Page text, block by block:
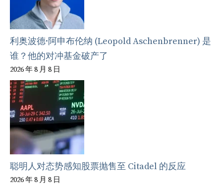
利奥波德·阿申布伦纳 (Leopold Aschenbrenner) 是
谁？他的对冲基金破产了
2026 年 8 月 8 日
聪明人对态势感知股票抛售至 Citadel 的反应
2026 年 8 月 8 日